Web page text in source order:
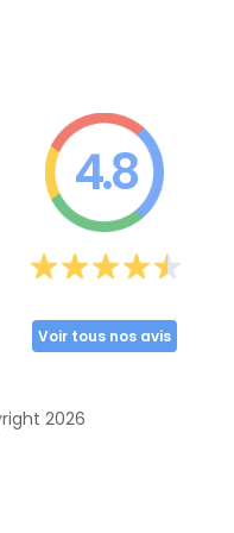
4.8
Voir tous nos avis
2026